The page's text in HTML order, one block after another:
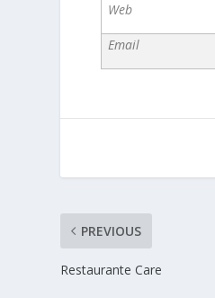
Web
Email
PREVIOUS
Restaurante Care